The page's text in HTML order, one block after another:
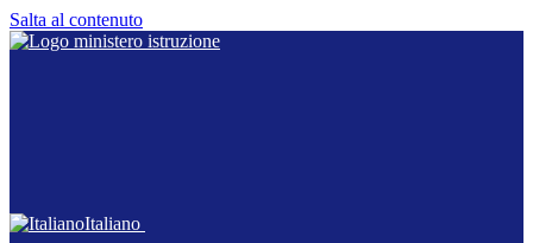
Salta al contenuto
Italiano